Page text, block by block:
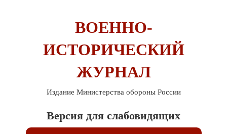
ВОЕННО-
ИСТОРИЧЕСКИЙ
ЖУРНАЛ
Издание Министерства обороны России
Версия для слабовидящих